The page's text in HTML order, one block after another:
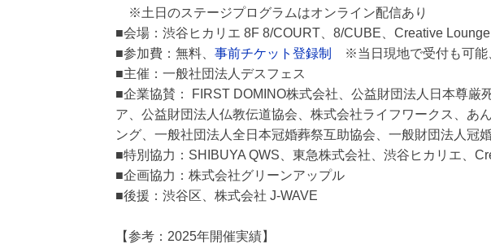
※土日のステージプログラムはオンライン配信あり
■会場：渋谷ヒカリエ 8F 8/COURT、8/CUBE、Creative
■参加費：無料、 事前チケット登録制
※当日現地で受付も可能
■主催：一般社団法人デスフェス
■企業協賛： FIRST DOMINO株式会社、公益財団法人日本尊厳
ア、公益財団法人仏教伝道協会、株式会社ライフワークス、あ
ング、一般社団法人全日本冠婚葬祭互助協会、一般財団法人冠
■特別協力：SHIBUYA QWS、東急株式会社、渋谷ヒカリエ、
■企画協力：株式会社グリーンアップル
■後援：渋谷区、株式会社 J-WAVE
【参考：2025年開催実績】